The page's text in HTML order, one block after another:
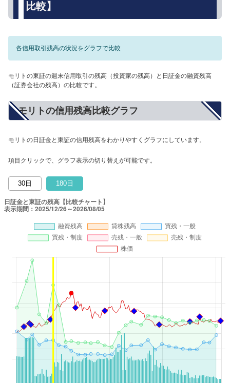
比較】
各信用取引残高の状況をグラフで比較
モリトの東証の週末信用取引の残高（投資家の残高）と日証金の融資残高
（証券会社の残高）の比較です。
モリトの信用残高比較グラフ
モリトの日証金と東証の信用残高をわかりやすくグラフにしています。
項目クリックで、グラフ表示の切り替えが可能です。
30日 180日